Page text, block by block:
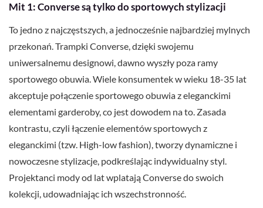
Mit 1: Converse są tylko do sportowych stylizacji
To jedno z najczęstszych, a jednocześnie najbardziej mylnych
przekonań. Trampki Converse, dzięki swojemu
uniwersalnemu designowi, dawno wyszły poza ramy
sportowego obuwia. Wiele konsumentek w wieku 18-35 lat
akceptuje połączenie sportowego obuwia z eleganckimi
elementami garderoby, co jest dowodem na to. Zasada
kontrastu, czyli łączenie elementów sportowych z
eleganckimi (tzw. High-low fashion), tworzy dynamiczne i
nowoczesne stylizacje, podkreślając indywidualny styl.
Projektanci mody od lat wplatają Converse do swoich
kolekcji, udowadniając ich wszechstronność.